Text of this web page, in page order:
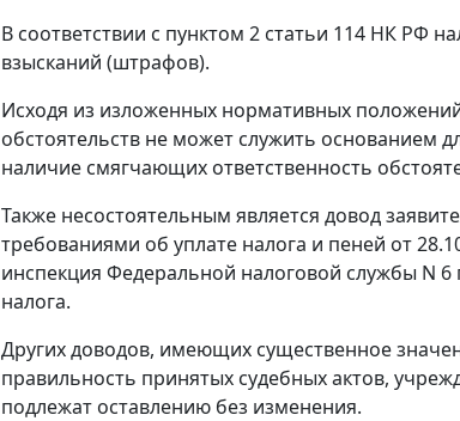
В соответствии с пунктом 2 статьи 114 НК РФ
взысканий (штрафов).
Исходя из изложенных нормативных
обстоятельств не может служить основанием
наличие смягчающих ответственность
Также несостоятельным является довод
требованиями об уплате налога и пеней от
инспекция Федеральной налоговой службы N
налога.
Других доводов, имеющих существенное
правильность принятых судебных актов,
подлежат оставлению без изменения.